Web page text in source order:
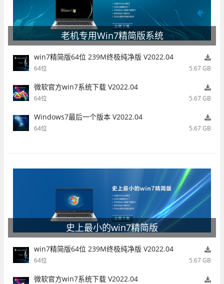
老机专用Win7精简版系统
win7精简版64位 239M终极纯净版 V2022.04
64位 5.67 GB
微软官方win7系统下载 V2022.04
64位 5.67 GB
Windows7最后一个版本 V2022.04
64位 5.67 GB
史上最小的win7精简版
win7精简版64位 239M终极纯净版 V2022.04
64位 5.67 GB
微软官方win7系统下载 V2022.04